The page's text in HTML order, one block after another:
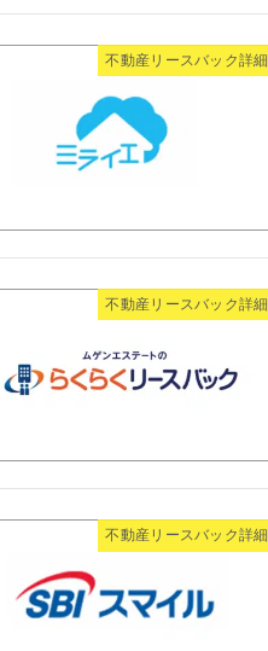
不動産リースバック詳細
不動産リースバック詳細
不動産リースバック詳細